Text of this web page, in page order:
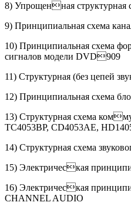
8) Упрощенная
9) Принципиальная схема
10) Принципиальная схема
сигналов модели DVD909
11) Структурная (без цепей
12) Принципиальная схема
13) Структурная схема
TC4053BP, CD4053AE,
14) Структурная схема
15) Электрическая
16) Электрическая
CHANNEL AUDIO